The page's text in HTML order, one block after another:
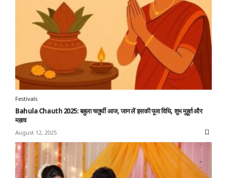
Festivals
Bahula Chauth 2025: बहुला चतुर्थी आज, जान लें इसकी पूजा विधि, शुभ मुहूर्त और
महत्व
August 12, 2025